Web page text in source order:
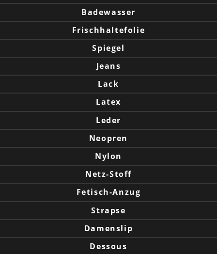
Badewasser
Frischhaltefolie
Spiegel
Jeans
Lack
Latex
Leder
Neopren
Nylon
Netz-Stoff
Fetisch-Anzug
Strapse
Damenslip
Dessous